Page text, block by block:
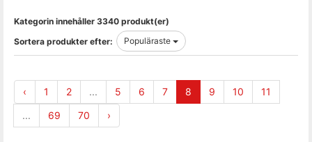
Kategorin innehåller 3340 produkt(er)
Sortera produkter efter:
Populäraste
‹ 1 2 ... 5 6 7 8 9 10
11
...
69 70 ›